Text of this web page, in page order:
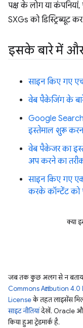
पक्ष के लोग या
SXGs को डिस्ट्रिब्यूट
इसके बारे में
साइन किए गए
वेब पैकेजिंग के बारे
Google
इस्तेमाल शुरू
वेब पैकेजर का
अप करने का
साइन किए गए
करके कॉन्टेंट को
क्या
जब तक कुछ अलग से न बताया
Commons Attribution 4.0
Licenseके तहत लाइसेंस
साइट नीतियांदेखें. Oracle
किया हुआ ट्रेडमार्क है.